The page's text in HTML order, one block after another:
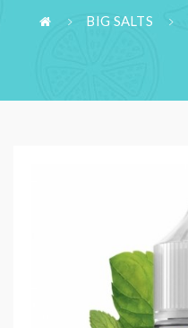
BIG SALTS